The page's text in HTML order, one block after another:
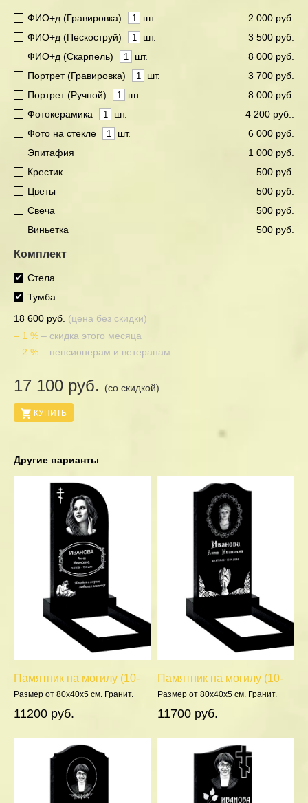
18 600 руб. (цена без скидки)
– 1 % – скидка этого месяца
– 2 % – пенсионерам и ветеранам
17 100 руб. (со скидкой)
КУПИТЬ
Комплект
Стела
Тумба
2 000 руб.
ФИО+д (Гравировка)
шт.
3 500 руб.
ФИО+д (Пескоструй)
шт.
8 000 руб.
ФИО+д (Скарпель)
шт.
3 700 руб.
Портрет (Гравировка)
шт.
8 000 руб.
Портрет (Ручной)
шт.
4 200 руб..
Фотокерамика
шт.
6 000 руб.
Фото на стекле
шт.
1 000 руб.
Эпитафия
500 руб.
Крестик
500 руб.
Цветы
500 руб.
Свеча
500 руб.
Виньетка
Другие варианты
Памятник на могилу (10-
161)
Размер от 80х40х5 см. Гранит.
11200 руб.
Памятник на могилу (10-
144)
Размер от 80х40х5 см. Гранит.
11700 руб.